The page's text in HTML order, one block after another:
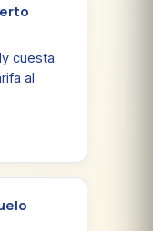
cuesta
al